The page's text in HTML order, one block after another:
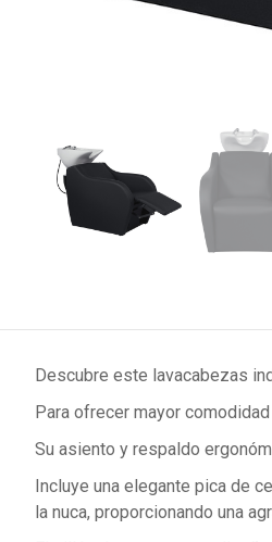
Descubre este lavacabezas
Para ofrecer mayor
Su asiento y respaldo
Incluye una elegante pica de
la nuca, proporcionando una